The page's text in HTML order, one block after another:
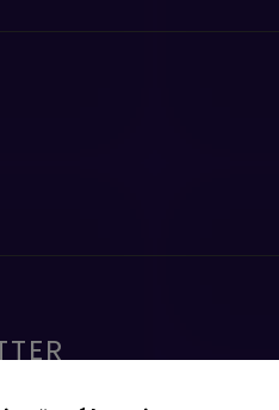
zasielať informácie o nových